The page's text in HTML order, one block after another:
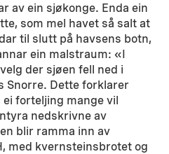
av ein sjøkonge. Enda ein
som mel havet så salt at
til slutt på havsens botn,
ein malstraum: «I
der sjøen fell ned i
Snorre. Dette forklarer
forteljing mange vil
nedskrivne av
blir ramma inn av
med kvernsteinsbrotet og